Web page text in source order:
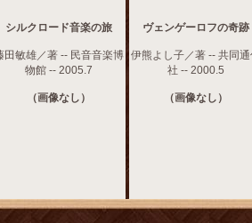
シルクロード音楽の旅
田敏雄／著 -- 民音音楽博
物館 -- 2005.7
（画像なし）
ヴェンゲーロフの奇跡
伊熊よし子／著 -- 共同
社 -- 2000.5
（画像なし）